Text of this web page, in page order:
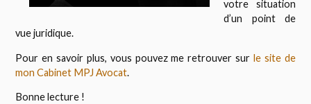
votre situation
d’un point de
vue juridique.
Pour en savoir plus, vous pouvez me retrouver sur le site de
mon Cabinet MPJ Avocat.
Bonne lecture !